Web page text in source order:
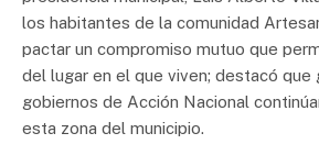
los habitantes de la comunidad
pactar un compromiso mutuo que
del lugar en el que viven; destacó que
gobiernos de Acción Nacional
esta zona del municipio.